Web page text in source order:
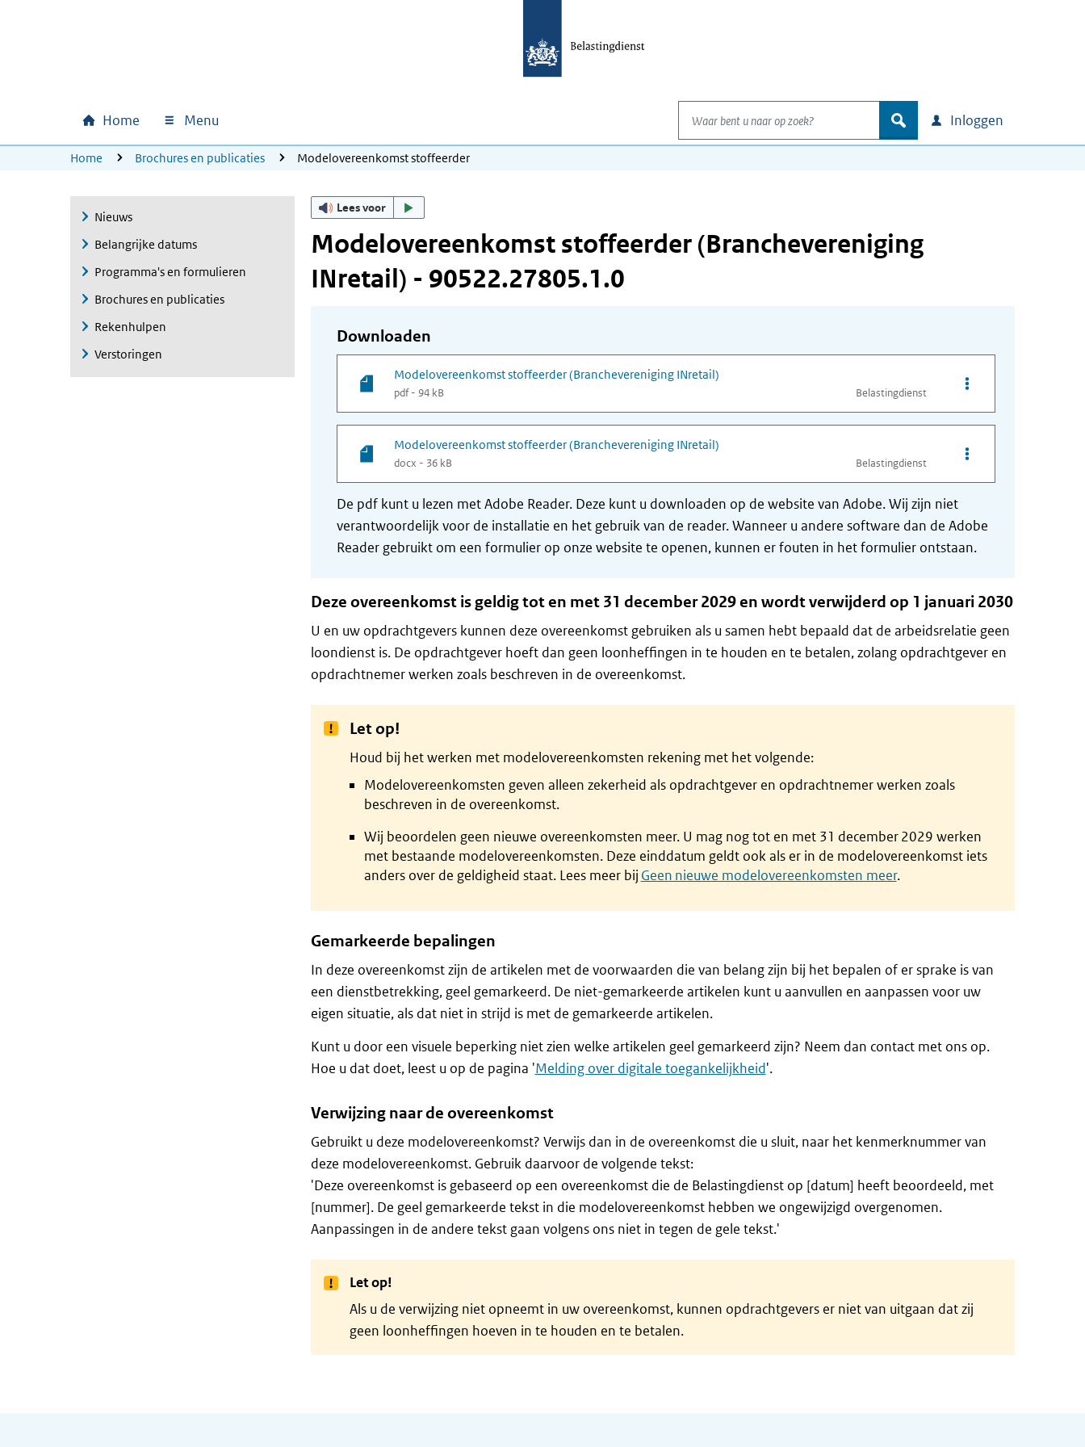
Hoofdnavigatie
Home Menu
Waar bent u naar op zoek?
zoek Inloggen
U bevindt zich hier:
Home Brochures en publicaties Modelovereenkomst stoffeerder
Nieuws
Belangrijke datums
Programma's en formulieren
Brochures en publicaties
Rekenhulpen
Verstoringen
Lees voor
Modelovereenkomst stoffeerder (Branchevereniging
INretail) - 90522.27805.1.0
Downloaden
Modelovereenkomst stoffeerder (Branchevereniging INretail)
pdf - 94 kB Belastingdienst
Opties van bestand
Modelovereenkomst stoffeerder (Branchevereniging INretail)
docx - 36 kB Belastingdienst
Opties van bestand
De pdf kunt u lezen met Adobe Reader. Deze kunt u downloaden op de website van Adobe. Wij zijn niet
verantwoordelijk voor de installatie en het gebruik van de reader. Wanneer u andere software dan de Adobe
Reader gebruikt om een formulier op onze website te openen, kunnen er fouten in het formulier ontstaan.
Deze overeenkomst is geldig tot en met 31 december 2029 en wordt verwijderd op 1 januari 2030
U en uw opdrachtgevers kunnen deze overeenkomst gebruiken als u samen hebt bepaald dat de arbeidsrelatie geen
loondienst is. De opdrachtgever hoeft dan geen loonheffingen in te houden en te betalen, zolang opdrachtgever en
opdrachtnemer werken zoals beschreven in de overeenkomst.
Let op!
Houd bij het werken met modelovereenkomsten rekening met het volgende:
Modelovereenkomsten geven alleen zekerheid als opdrachtgever en opdrachtnemer werken zoals
beschreven in de overeenkomst.
Wij beoordelen geen nieuwe overeenkomsten meer. U mag nog tot en met 31 december 2029 werken
met bestaande modelovereenkomsten. Deze einddatum geldt ook als er in de modelovereenkomst iets
anders over de geldigheid staat. Lees meer bij Geen nieuwe modelovereenkomsten meer.
Gemarkeerde bepalingen
In deze overeenkomst zijn de artikelen met de voorwaarden die van belang zijn bij het bepalen of er sprake is van
een dienstbetrekking, geel gemarkeerd. De niet-gemarkeerde artikelen kunt u aanvullen en aanpassen voor uw
eigen situatie, als dat niet in strijd is met de gemarkeerde artikelen.
Kunt u door een visuele beperking niet zien welke artikelen geel gemarkeerd zijn? Neem dan contact met ons op.
Hoe u dat doet, leest u op de pagina 'Melding over digitale toegankelijkheid'.
Verwijzing naar de overeenkomst
Gebruikt u deze modelovereenkomst? Verwijs dan in de overeenkomst die u sluit, naar het kenmerknummer van
deze modelovereenkomst. Gebruik daarvoor de volgende tekst:
'Deze overeenkomst is gebaseerd op een overeenkomst die de Belastingdienst op [datum] heeft beoordeeld, met
[nummer]. De geel gemarkeerde tekst in die modelovereenkomst hebben we ongewijzigd overgenomen.
Aanpassingen in de andere tekst gaan volgens ons niet in tegen de gele tekst.'
Let op!
Als u de verwijzing niet opneemt in uw overeenkomst, kunnen opdrachtgevers er niet van uitgaan dat zij
geen loonheffingen hoeven in te houden en te betalen.